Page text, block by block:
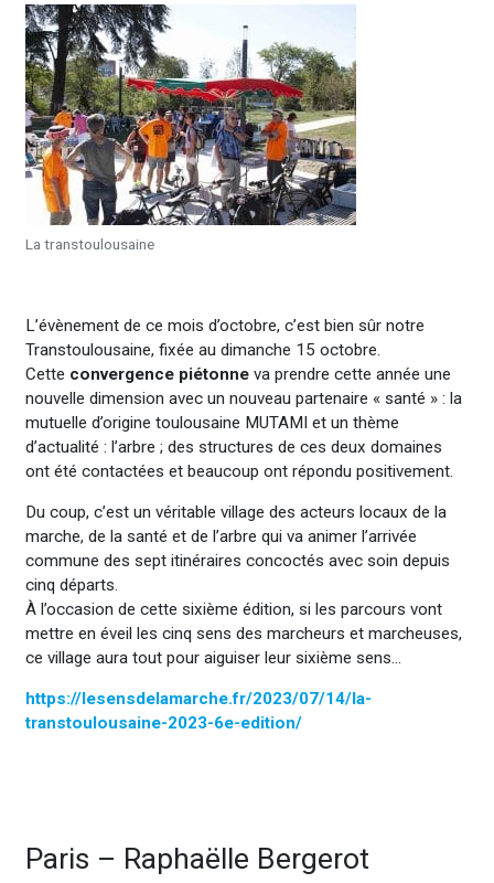
La transtoulousaine
L’évènement de ce mois d’octobre, c’est bien sûr notre
Transtoulousaine, fixée au dimanche 15 octobre.
Cette convergence piétonneva prendre cette année une
nouvelle dimension avec un nouveau partenaire « santé » : la
mutuelle d’origine toulousaine MUTAMI et un thème
d’actualité : l’arbre ; des structures de ces deux domaines
ont été contactées et beaucoup ont répondu positivement.
Du coup, c’est un véritable village des acteurs locaux de la
marche, de la santé et de l’arbre qui va animer l’arrivée
commune des sept itinéraires concoctés avec soin depuis
cinq départs.
À l’occasion de cette sixième édition, si les parcours vont
mettre en éveil les cinq sens des marcheurs et marcheuses,
ce village aura tout pour aiguiser leur sixième sens…
https://lesensdelamarche.fr/2023/07/14/la-
transtoulousaine-2023-6e-edition/
Paris – Raphaëlle Bergerot